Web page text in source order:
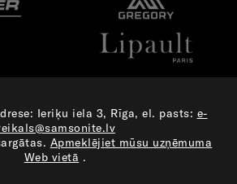
Ieriķu iela 3, Rīga, el. pasts: e-
Apmeklējiet mūsu uzņēmuma
Web vietā .